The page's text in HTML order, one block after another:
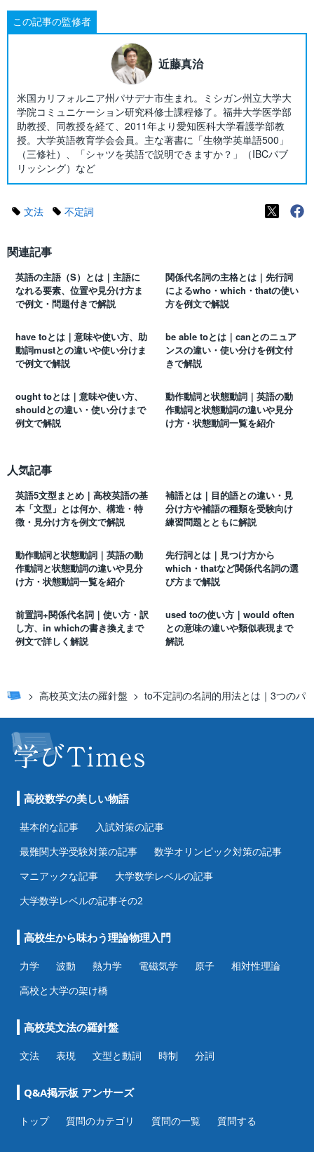
この記事の監修者
近藤真治
米国カリフォルニア州パサデナ市生まれ。ミシガン州立大学大
学院コミュニケーション研究科修士課程修了。福井大学医学部
助教授、同教授を経て、2011年より愛知医科大学看護学部教
授。大学英語教育学会会員。主な著書に「生物学英単語500」
（三修社）、「シャツを英語で説明できますか？」（IBCパブ
リッシング）など
文法 不定詞
関連記事
英語の主語（S）とは｜主語に
なれる要素、位置や見分け方ま
で例文・問題付きで解説
関係代名詞の主格とは｜先行詞
によるwho・which・thatの使い
方を例文で解説
have toとは｜意味や使い方、助
動詞mustとの違いや使い分けま
で例文で解説
be able toとは｜canとのニュア
ンスの違い・使い分けを例文付
きで解説
ought toとは｜意味や使い方、
shouldとの違い・使い分けまで
例文で解説
動作動詞と状態動詞｜英語の動
作動詞と状態動詞の違いや見分
け方・状態動詞一覧を紹介
人気記事
英語5文型まとめ｜高校英語の基
本「文型」とは何か、構造・特
徴・見分け方を例文で解説
補語とは｜目的語との違い・見
分け方や補語の種類を受験向け
練習問題とともに解説
動作動詞と状態動詞｜英語の動
作動詞と状態動詞の違いや見分
け方・状態動詞一覧を紹介
先行詞とは｜見つけ方から
which・thatなど関係代名詞の選
び方まで解説
前置詞+関係代名詞｜使い方・訳
し方、in whichの書き換えまで
例文で詳しく解説
used toの使い方｜would often
との意味の違いや類似表現まで
解説
高校英文法の羅針盤 to不定詞の名詞的用法とは｜3つのパ
高校数学の美しい物語
基本的な記事
入試対策の記事
最難関大学受験対策の記事
数学オリンピック対策の記事
マニアックな記事
大学数学レベルの記事
大学数学レベルの記事その2
高校生から味わう理論物理入門
力学 波動 熱力学 電磁気学 原子
相対性理論
高校と大学の架け橋
高校英文法の羅針盤
文法 表現 文型と動詞 時制 分詞
Q&A掲示板 アンサーズ
トップ 質問のカテゴリ 質問の一覧 質問する